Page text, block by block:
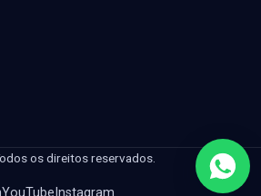
os direitos reservados.